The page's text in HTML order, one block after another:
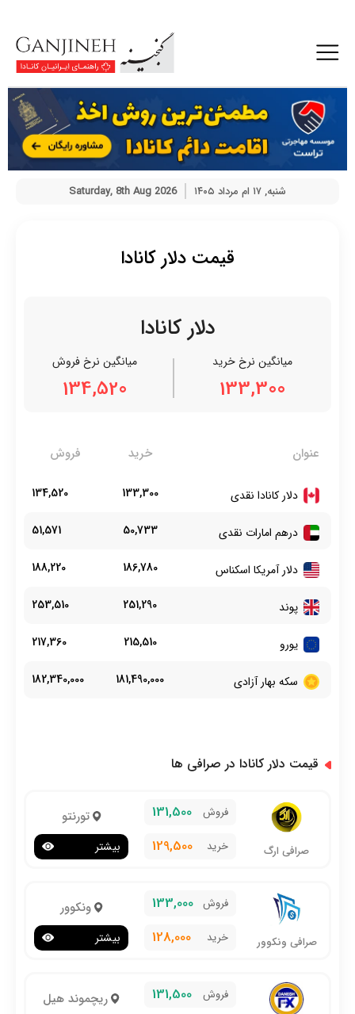
شنبه, ۱۷ ام مرداد ۱۴۰۵ Saturday, 8th Aug 2026
قیمت دلار کانادا
دلار کانادا
میانگین نرخ خرید
133,300
میانگین نرخ فروش
134,520
عنوان خرید فروش
دلار کانادا نقدی 133,300
134,520
درهم امارات نقدی 50,733
51,571
دلار آمریکا اسکناس 186,780
188,220
پوند 251,290
253,510
یورو 215,510
217,360
سکه بهار آزادی 181,490,000
182,340,000
قیمت دلار کانادا در صرافی ها
صرافی ارگ
فروش 131,500
خرید 129,500
تورنتو
بیشتر
صرافی ونکوور
فروش 133,000
خرید 128,000
ونکوور
بیشتر
فروش 131,500 ریچموند هیل